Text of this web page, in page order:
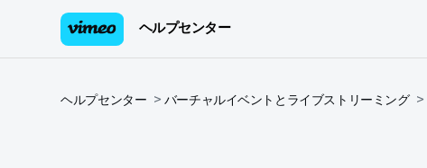
ヘルプセンター
ヘルプセンター バーチャルイベントとライブストリーミング